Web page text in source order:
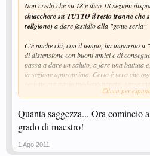
Non credo che su 18 e dico 18 sezioni
chiacchere su TUTTO il resto tranne che
religione)a dare fastidio alla "gente seria"
C'è anche chi, con il tempo, ha imparato a
di distensione con buoni amici e di
passa a dare un saluto, a fare una battuta
la sezione appropriata. Certo è vero che
sezione ma a mio modesto parere, senza
Non vedo come tutto cio' possa togliere
Ritengo altresi' che coloro i quali si stanno
sopracitata siano in gran parte gli stessi
discussioni "serie" ed anzi in molti casi le
Clicca per
Quanta saggezza... Ora comincio
grado di maestro!
1 Ago 2011